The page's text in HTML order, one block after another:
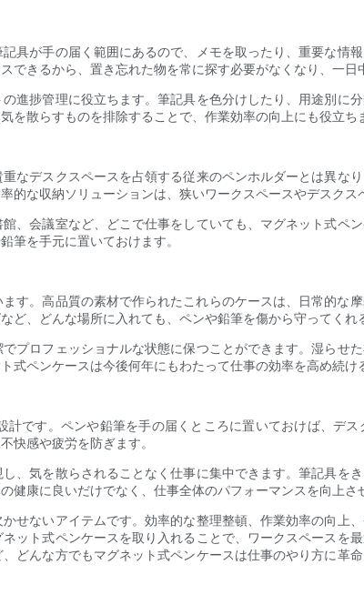
具が手の届く範囲にあるので、メモを取ったり、重要な情
きるから、置き忘れた物を常に探す必要がなくなり、一日
進捗管理に役立ちます。筆記具を色分けしたり、用途別に
散らすものを排除することで、作業効率の向上にも役立ち
なデスクスペースを占領する従来のペンホルダーとは異な
な収納ソリューションは、狭いワークスペースやデスクス
、会議室など、どこで仕事をしていても、マグネット式ペ
筆を手元に置いておけます。
す。高品質の素材で作られたこれらのケースは、日常的な
、どんな場所に入れても、ペンや鉛筆を傷から守ってくれ
プロフェッショナルな状態に保つことができます。湿らせ
ペンケースは今後何年にもわたって仕事の効率を高め続け
です。ペンや鉛筆を手の届くところに置いておけば、デ
快感や疲労を防ぎます。
、気を散らされることなく仕事に集中できます。筆記具を
康に良いだけでなく、仕事全体のパフォーマンスを向上さ
せないアイテムです。効率的な整理整頓、作業効率の向上
ット式ペンケースを取り入れることで、ワークスペースを
どんな方でもマグネット式ペンケースは仕事のやり方に革